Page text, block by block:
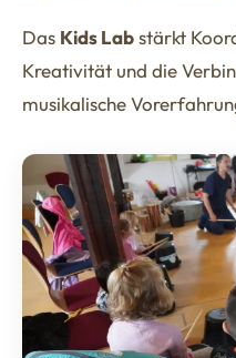
Das Kids Labstärkt
Kreativität und die
musikalische